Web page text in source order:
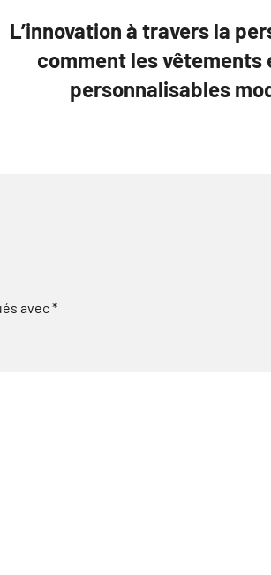
L’innovation à travers la
comment les vêtements
personnalisables
avec*